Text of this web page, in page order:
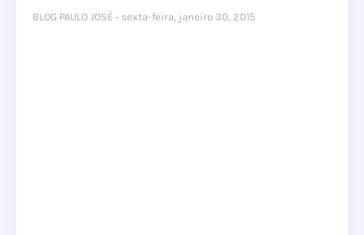
BLOG PAULO JOSÉ sexta-feira, janeiro 30, 2015